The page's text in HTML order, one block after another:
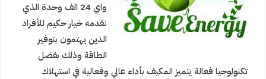
واي 24 الف وحدة
الذي
نقدمه خيار حكيم للأفراد
الذين يهتمون بتوفير
الطاقة وذلك بفضل
تكنولوجيا فعالة يتميز المكيف بأداء عالي وفعالية في استهلاك